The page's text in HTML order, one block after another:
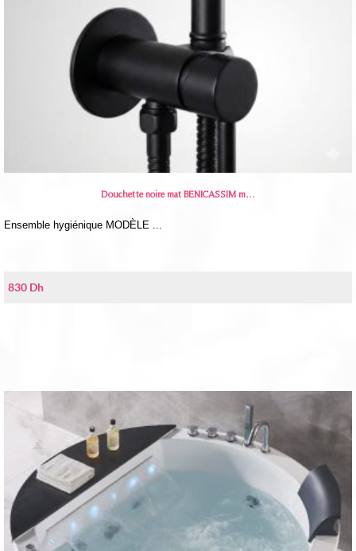
Douchette noire mat BENICASSIM m…
Ensemble hygiénique MODÈLE ...
830 Dh